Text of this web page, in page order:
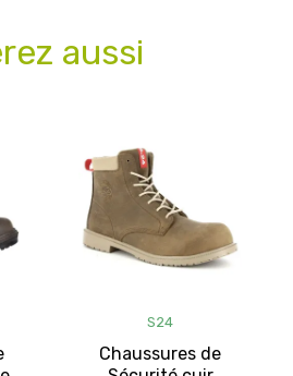
aussi
S24
Chaussures de